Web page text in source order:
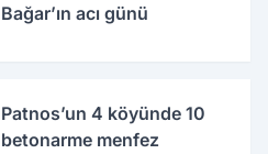
Bağar’ın acı günü
Patnos’un 4 köyünde 10
betonarme menfez